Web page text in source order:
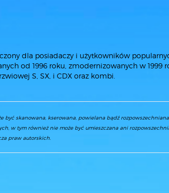
dla posiadaczy i użytkowników
od 1996 roku, zmodernizowanych w 1999
S, SX, i CDX oraz kombi.
być skanowana, kserowana, powielana bądź
w tym również nie może być umieszczana ani
praw autorskich.